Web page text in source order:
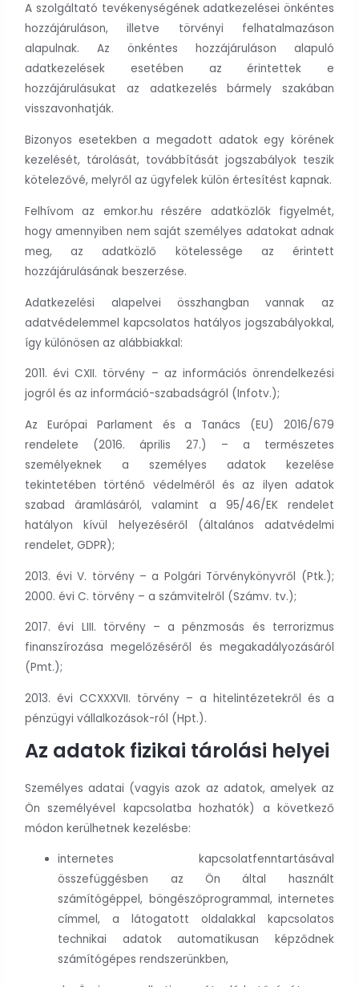
A szolgáltató tevékenységének adatkezelései önkéntes
hozzájáruláson, illetve törvényi felhatalmazáson
alapulnak. Az önkéntes hozzájáruláson alapuló
adatkezelések esetében az érintettek e
hozzájárulásukat az adatkezelés bármely szakában
visszavonhatják.
Bizonyos esetekben a megadott adatok egy körének
kezelését, tárolását, továbbítását jogszabályok teszik
kötelezővé, melyről az ügyfelek külön értesítést kapnak.
Felhívom az emkor.hu részére adatközlők figyelmét,
hogy amennyiben nem saját személyes adatokat adnak
meg, az adatközlő kötelessége az érintett
hozzájárulásának beszerzése.
Adatkezelési alapelvei összhangban vannak az
adatvédelemmel kapcsolatos hatályos jogszabályokkal,
így különösen az alábbiakkal:
2011. évi CXII. törvény – az információs önrendelkezési
jogról és az információ-szabadságról (Infotv.);
Az Európai Parlament és a Tanács (EU) 2016/679
rendelete (2016. április 27.) – a természetes
személyeknek a személyes adatok kezelése
tekintetében történő védelméről és az ilyen adatok
szabad áramlásáról, valamint a 95/46/EK rendelet
hatályon kívül helyezéséről (általános adatvédelmi
rendelet, GDPR);
2013. évi V. törvény – a Polgári Törvénykönyvről (Ptk.);
2000. évi C. törvény – a számvitelről (Számv. tv.);
2017. évi LIII. törvény – a pénzmosás és terrorizmus
finanszírozása megelőzéséről és megakadályozásáról
(Pmt.);
2013. évi CCXXXVII. törvény – a hitelintézetekről és a
pénzügyi vállalkozások-ról (Hpt.).
Az adatok fizikai tárolási helyei
Személyes adatai (vagyis azok az adatok, amelyek az
Ön személyével kapcsolatba hozhatók) a következő
módon kerülhetnek kezelésbe:
internetes kapcsolatfenntartásával
összefüggésben az Ön által használt
számítógéppel, böngészőprogrammal, internetes
címmel, a látogatott oldalakkal kapcsolatos
technikai adatok automatikusan képződnek
számítógépes rendszerünkben,